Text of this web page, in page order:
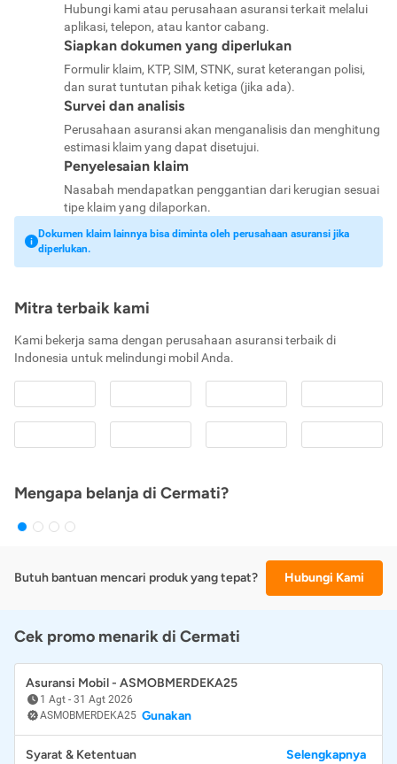
Hubungi kami atau perusahaan asuransi terkait melalui
aplikasi, telepon, atau kantor cabang.
Siapkan dokumen yang diperlukan
Formulir klaim, KTP, SIM, STNK, surat keterangan polisi,
dan surat tuntutan pihak ketiga (jika ada).
Survei dan analisis
Perusahaan asuransi akan menganalisis dan menghitung
estimasi klaim yang dapat disetujui.
Penyelesaian klaim
Nasabah mendapatkan penggantian dari kerugian sesuai
tipe klaim yang dilaporkan.
Dokumen klaim lainnya bisa diminta oleh perusahaan asuransi jika
diperlukan.
Mitra terbaik kami
Kami bekerja sama dengan perusahaan asuransi terbaik di
Indonesia untuk melindungi mobil Anda.
Mengapa belanja di Cermati?
Butuh bantuan mencari produk yang tepat? Hubungi Kami
Cek promo menarik di Cermati
Asuransi Mobil - ASMOBMERDEKA25
1 Agt - 31 Agt 2026
ASMOBMERDEKA25 Gunakan
Syarat & Ketentuan Selengkapnya